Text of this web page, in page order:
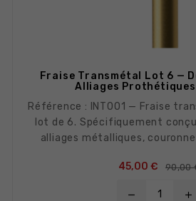
Fraise Transmétal Lot 6 —
Alliages Prothétiques
Référence : INT001 — Fraise transmétal vendue par
lot de 6. Spécifiquement
alliages métalliques,
ablations
45,00 € 90,00
remove add